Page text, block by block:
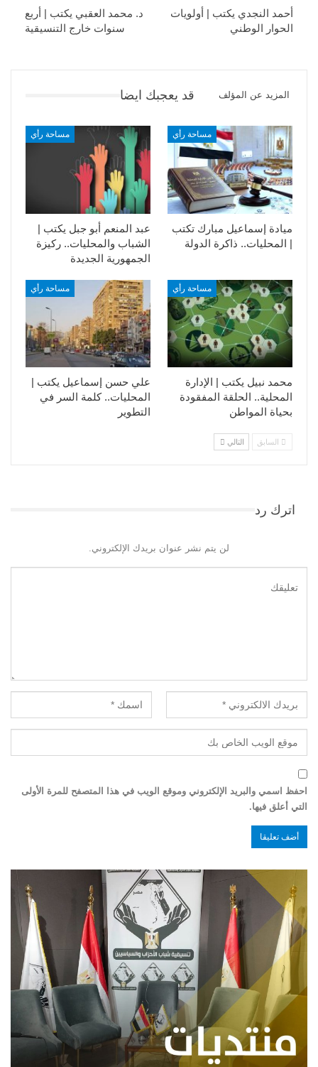
د. محمد العقبي يكتب | أربع
سنوات خارج التنسيقية
أحمد النجدي يكتب | أولويات
الحوار الوطني
قد يعجبك ايضا المزيد عن المؤلف
مساحة رأي
عبد المنعم أبو جبل يكتب |
الشباب والمحليات.. ركيزة
الجمهورية الجديدة
مساحة رأي
ميادة إسماعيل مبارك تكتب
| المحليات.. ذاكرة الدولة
مساحة رأي
علي حسن إسماعيل يكتب |
المحليات.. كلمة السر في
التطوير​
مساحة رأي
محمد نبيل يكتب | الإدارة
المحلية.. الحلقة المفقودة
بحياة المواطن
السابق التالي
اترك رد
لن يتم نشر عنوان بريدك الإلكتروني.
احفظ اسمي والبريد الإلكتروني وموقع الويب في هذا المتصفح للمرة الأولى
التي أعلق فيها.